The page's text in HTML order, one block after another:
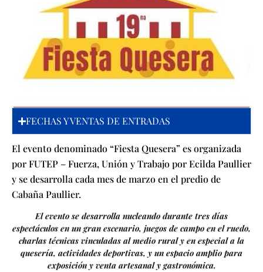
FECHAS Y VENTAS DE ENTRADAS
El evento denominado “Fiesta Quesera” es organizada
por FUTEP – Fuerza, Unión y Trabajo por Ecilda Paullier
y se desarrolla cada mes de marzo en el predio de
Cabaña Paullier.
El evento se desarrolla nucleando durante tres días
espectáculos en un gran escenario, juegos de campo en el ruedo,
charlas técnicas vinculadas al medio rural y en especial a la
quesería, actividades deportivas, y un espacio amplio para
exposición y venta artesanal y gastronómica.